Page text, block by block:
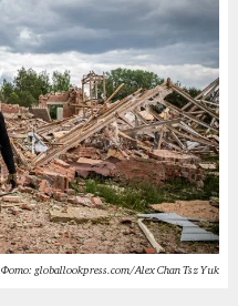
Фото: globallookpress.com/Alex Chan Tsz Yuk